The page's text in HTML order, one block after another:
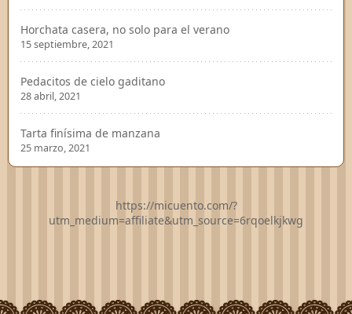
Horchata casera, no solo para el verano
15 septiembre, 2021
Pedacitos de cielo gaditano
28 abril, 2021
Tarta finísima de manzana
25 marzo, 2021
https://micuento.com/?
utm_medium=affiliate&utm_source=6rqoelkjkwg